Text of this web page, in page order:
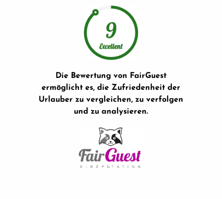
Die Bewertung von FairGuest
ermöglicht es, die Zufriedenheit der
Urlauber zu vergleichen, zu verfolgen
und zu analysieren.